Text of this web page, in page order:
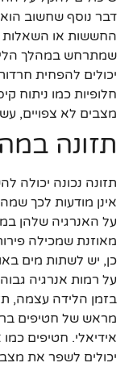
דבר נוסף שחשוב
החששות או השאלות
שמתרחש במהלך
יכולים להפחית
חלופיות כמו ניתוח
מצבים לא צפויים,
תזונה
תזונה נכונה יכולה
אינן מודעות לכך
על האנרגיה שלהן
מאוזנת שמכילה
כן, יש לשתות מים
על רמות אנרגיה
בזמן הלידה עצמה,
מראש של חטיפים
אידיאלי. חטיפים כמו
יכולים לשפר את מצב